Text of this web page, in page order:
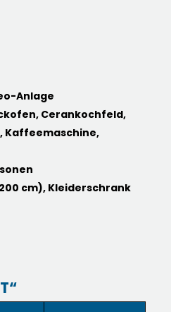
Anlage
Cerankochfeld,
Kaffeemaschine,
cm), Kleiderschrank